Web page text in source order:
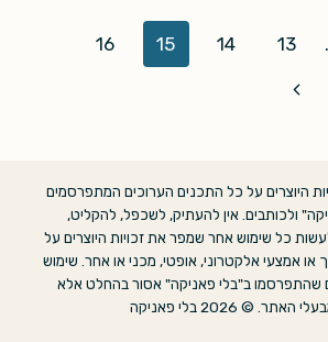
13
14
15
16
Next
היוצרים על כל התכנים הערוכים המתפרסמים
ולכותבים. אין להעתיק, לשכפל, להקליט,
כל שימוש אחר שמפר את זכויות היוצרים על
אמצעי אלקטרוני, אופטי, מכני או אחר. שימוש
שהתפרסמו ב"בלי פאניקה" אסור בהחלט אלא
© 2026 בלי פאניקה